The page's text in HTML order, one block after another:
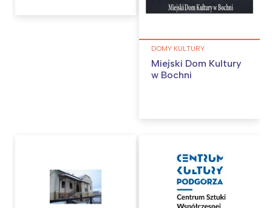
DOMY KULTURY
Miejski Dom Kultury
w Bochni